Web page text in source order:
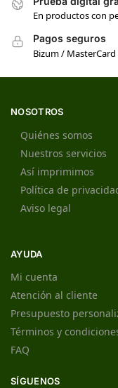
En productos con
Pagos seguros
Bizum / MasterCard
NOSOTROS
Quiénes somos
Nuestros servicios
Así imprimimos
Política de
Aviso legal
AYUDA
Mi cuenta
Atención al cliente
Presupuesto
Términos y
FAQ
SÍGUENOS